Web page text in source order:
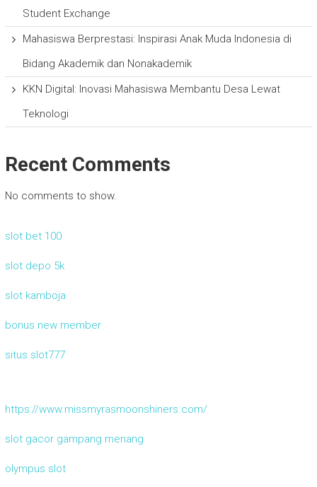
Student Exchange
Mahasiswa Berprestasi: Inspirasi Anak Muda Indonesia di
Bidang Akademik dan Nonakademik
KKN Digital: Inovasi Mahasiswa Membantu Desa Lewat
Teknologi
Recent Comments
No comments to show.
slot bet 100
slot depo 5k
slot kamboja
bonus new member
situs slot777
https://www.missmyrasmoonshiners.com/
slot gacor gampang menang
olympus slot